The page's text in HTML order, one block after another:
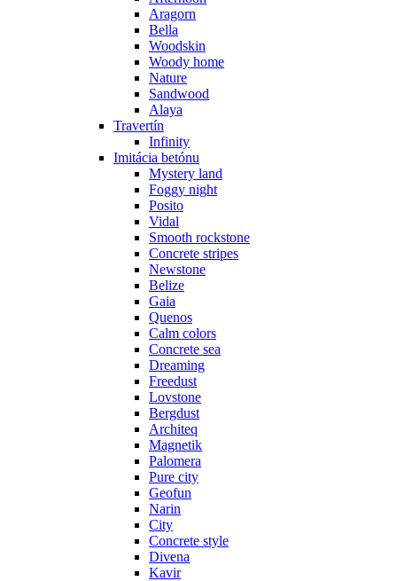
Aragorn
Bella
Woodskin
Woody home
Nature
Sandwood
Alaya
Travertín
Infinity
Imitácia betónu
Mystery land
Foggy night
Posito
Vidal
Smooth rockstone
Concrete stripes
Newstone
Belize
Gaia
Quenos
Calm colors
Concrete sea
Dreaming
Freedust
Lovstone
Bergdust
Architeq
Magnetik
Palomera
Pure city
Geofun
Narin
City
Concrete style
Divena
Kavir